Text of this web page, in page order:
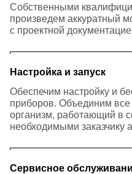
Собственными
произведем аккуратный
с проектной
Настройка и запуск
Обеспечим настройку и
приборов. Объединим
организм, работающий в
необходимыми заказчику
Сервисное